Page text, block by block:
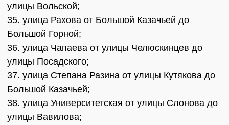
улицы Вольской;
35. улица Рахова от Большой Казачьей до
Большой Горной;
36. улица Чапаева от улицы Челюскинцев до
улицы Посадского;
37. улица Степана Разина от улицы Кутякова до
Большой Казачьей;
38. улица Университетская от улицы Слонова до
улицы Вавилова;